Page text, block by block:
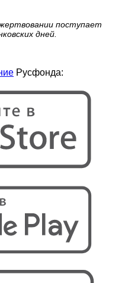
поступает
дней.
Русфонда: